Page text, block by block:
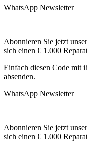
WhatsApp Newsletter
Abonnieren Sie jetzt
sich einen € 1.000
Einfach diesen Code mit
absenden.
WhatsApp Newsletter
Abonnieren Sie jetzt
sich einen € 1.000